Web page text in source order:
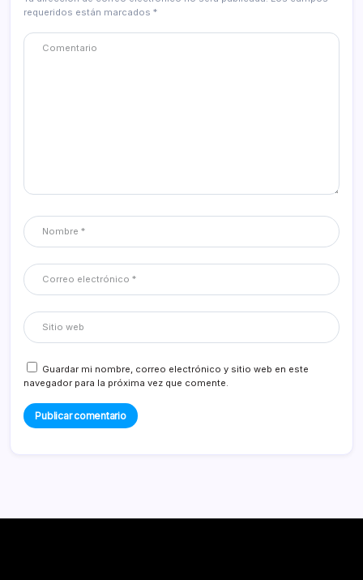
requeridos están marcados *
Guardar mi nombre, correo electrónico y sitio web en este
navegador para la próxima vez que comente.